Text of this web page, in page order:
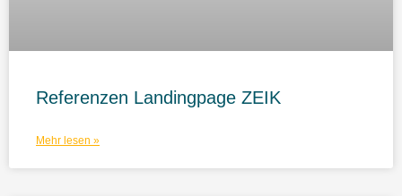
Referenzen Landingpage ZEIK
Mehr lesen »